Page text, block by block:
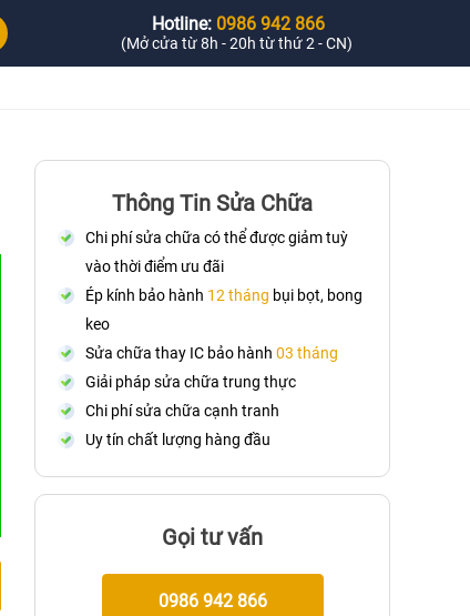
Hotline: 0986 942 866
(Mở cửa từ 8h - 20h từ thứ 2 - CN)
Thông Tin Sửa Chữa
Chi phí sửa chữa có thể được giảm tuỳ
vào thời điểm ưu đãi
Ép kính bảo hành 12 tháng bụi bọt, bong
keo
Sửa chữa thay IC bảo hành 03 tháng
Giải pháp sửa chữa trung thực
Chi phí sửa chữa cạnh tranh
Uy tín chất lượng hàng đầu
Gọi tư vấn
0986 942 866